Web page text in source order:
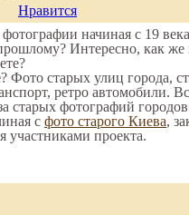
Нравится
фотографии начиная с 19
Интересно, как
? Фото старых улиц города,
ретро автомобили.
старых фотографий
с фото старого Киева,
участниками проекта.